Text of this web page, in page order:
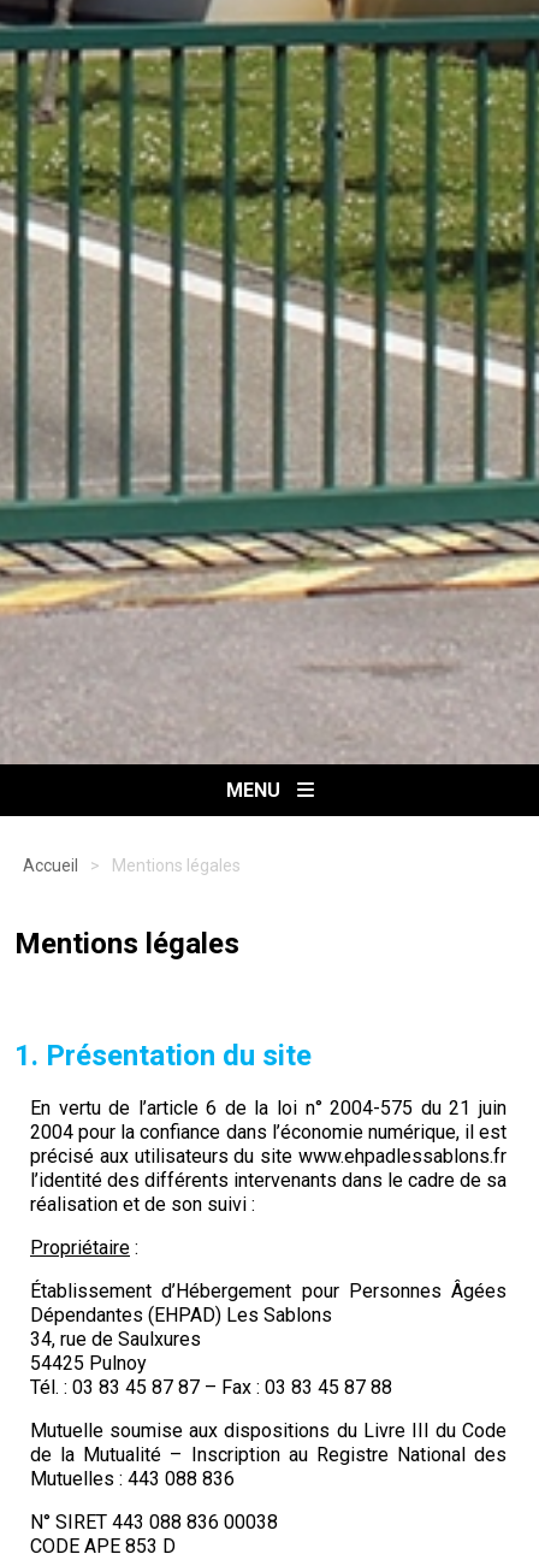
MENU
Accueil > Mentions légales
Mentions légales
1. Présentation du site
En vertu de l’article 6 de la loi n° 2004-575 du 21 juin
2004 pour la confiance dans l’économie numérique, il est
précisé aux utilisateurs du site www.ehpadlessablons.fr
l’identité des différents intervenants dans le cadre de sa
réalisation et de son suivi :
Propriétaire :
Établissement d’Hébergement pour Personnes Âgées
Dépendantes (EHPAD) Les Sablons
34, rue de Saulxures
54425 Pulnoy
Tél. : 03 83 45 87 87 – Fax : 03 83 45 87 88
Mutuelle soumise aux dispositions du Livre III du Code
de la Mutualité – Inscription au Registre National des
Mutuelles : 443 088 836
N° SIRET 443 088 836 00038
CODE APE 853 D